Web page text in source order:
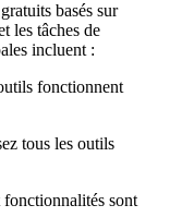
basés sur
les tâches de
incluent :
fonctionnent
tous les outils
sont